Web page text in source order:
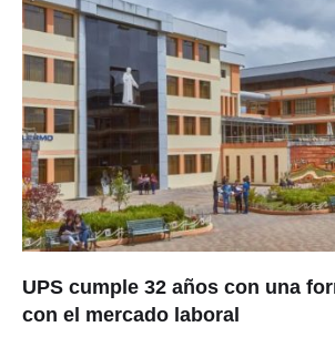
UPS cumple 32 años con una
con el mercado laboral